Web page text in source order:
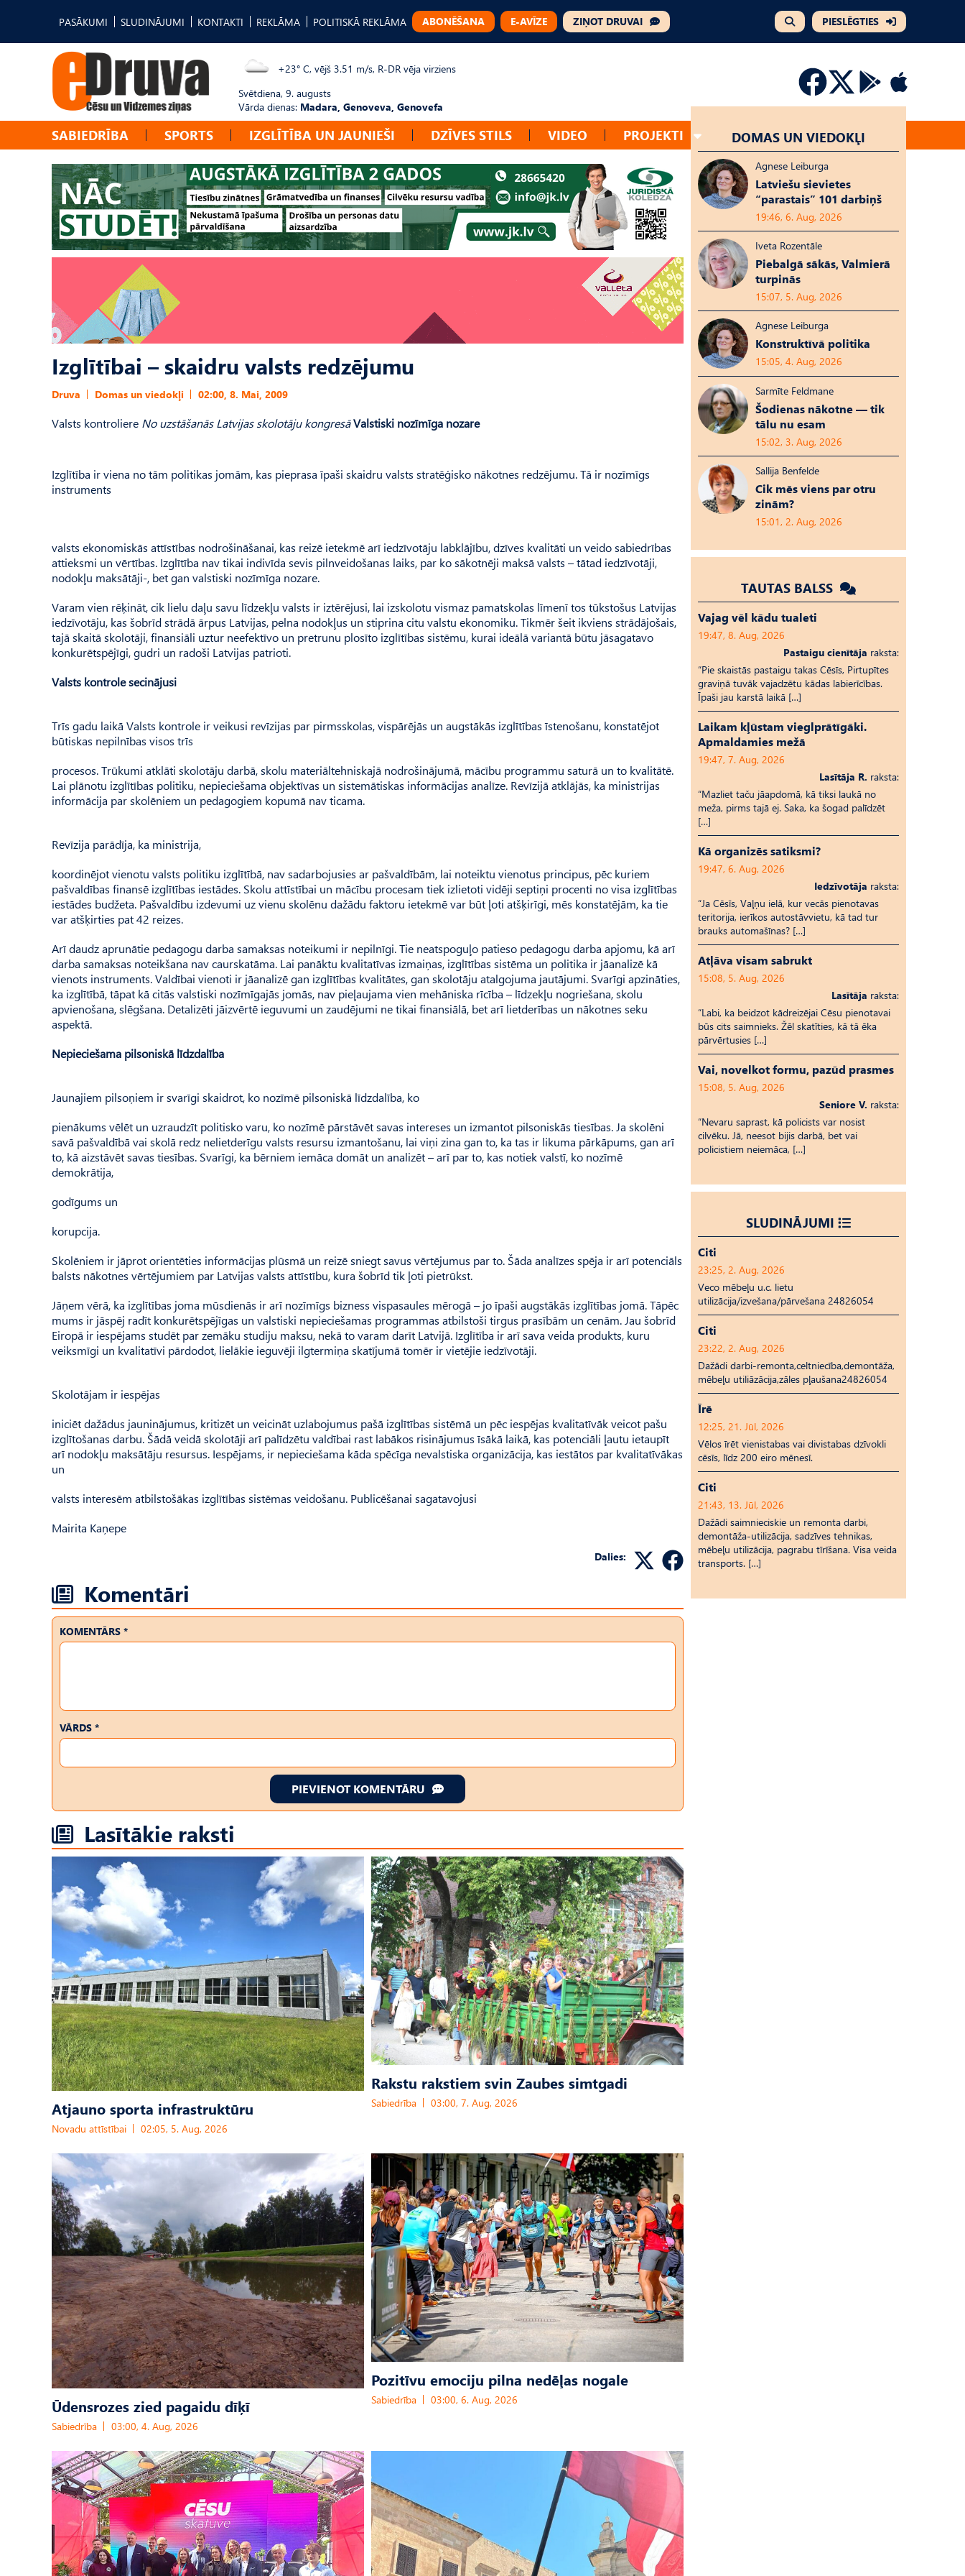
PASĀKUMI SLUDINĀJUMI KONTAKTI REKLĀMA POLITISKĀ REKLĀMA ABONĒŠANA E-AVĪZE ZIŅOT DRUVAI PIESLĒGTIES
+23° C, vējš 3.51 m/s, R-DR vēja virziens
Svētdiena, 9. augusts
Vārda dienas: Madara, Genoveva, Genovefa
SABIEDRĪBA SPORTS IZGLĪTĪBA UN JAUNIEŠI DZĪVES STILS VIDEO PROJEKTI
Izglītībai – skaidru valsts redzējumu
Druva Domas un viedokļi 02:00, 8. Mai, 2009
Valsts kontroliere No uzstāšanās Latvijas skolotāju kongresāValstiski nozīmīga nozare
Izglītība ir viena no tām politikas jomām, kas pieprasa īpaši skaidru valsts stratēģisko nākotnes redzējumu. Tā ir nozīmīgs
instruments
valsts ekonomiskās attīstības nodrošināšanai, kas reizē ietekmē arī iedzīvotāju labklājību, dzīves kvalitāti un veido sabiedrības
attieksmi un vērtības. Izglītība nav tikai indivīda sevis pilnveidošanas laiks, par ko sākotnēji maksā valsts – tātad iedzīvotāji,
nodokļu maksātāji-, bet gan valstiski nozīmīga nozare.
Varam vien rēķināt, cik lielu daļu savu līdzekļu valsts ir iztērējusi, lai izskolotu vismaz pamatskolas līmenī tos tūkstošus Latvijas
iedzīvotāju, kas šobrīd strādā ārpus Latvijas, pelna nodokļus un stiprina citu valstu ekonomiku. Tikmēr šeit ikviens strādājošais,
tajā skaitā skolotāji, finansiāli uztur neefektīvo un pretrunu plosīto izglītības sistēmu, kurai ideālā variantā būtu jāsagatavo
konkurētspējīgi, gudri un radoši Latvijas patrioti.
Valsts kontrole secinājusi
Trīs gadu laikā Valsts kontrole ir veikusi revīzijas par pirmsskolas, vispārējās un augstākās izglītības īstenošanu, konstatējot
būtiskas nepilnības visos trīs
procesos. Trūkumi atklāti skolotāju darbā, skolu materiāltehniskajā nodrošinājumā, mācību programmu saturā un to kvalitātē.
Lai plānotu izglītības politiku, nepieciešama objektīvas un sistemātiskas informācijas analīze. Revīzijā atklājās, ka ministrijas
informācija par skolēniem un pedagogiem kopumā nav ticama.
Revīzija parādīja, ka ministrija,
koordinējot vienotu valsts politiku izglītībā, nav sadarbojusies ar pašvaldībām, lai noteiktu vienotus principus, pēc kuriem
pašvaldības finansē izglītības iestādes. Skolu attīstībai un mācību procesam tiek izlietoti vidēji septiņi procenti no visa izglītības
iestādes budžeta. Pašvaldību izdevumi uz vienu skolēnu dažādu faktoru ietekmē var būt ļoti atšķirīgi, mēs konstatējām, ka tie
var atšķirties pat 42 reizes.
Arī daudz aprunātie pedagogu darba samaksas noteikumi ir nepilnīgi. Tie neatspoguļo patieso pedagogu darba apjomu, kā arī
darba samaksas noteikšana nav caurskatāma. Lai panāktu kvalitatīvas izmaiņas, izglītības sistēma un politika ir jāanalizē kā
vienots instruments. Valdībai vienoti ir jāanalizē gan izglītības kvalitātes, gan skolotāju atalgojuma jautājumi. Svarīgi apzināties,
ka izglītībā, tāpat kā citās valstiski nozīmīgajās jomās, nav pieļaujama vien mehāniska rīcība – līdzekļu nogriešana, skolu
apvienošana, slēgšana. Detalizēti jāizvērtē ieguvumi un zaudējumi ne tikai finansiālā, bet arī lietderības un nākotnes seku
aspektā.
Nepieciešama pilsoniskā līdzdalība
Jaunajiem pilsoņiem ir svarīgi skaidrot, ko nozīmē pilsoniskā līdzdalība, ko
pienākums vēlēt un uzraudzīt politisko varu, ko nozīmē pārstāvēt savas intereses un izmantot pilsoniskās tiesības. Ja skolēni
savā pašvaldībā vai skolā redz nelietderīgu valsts resursu izmantošanu, lai viņi zina gan to, ka tas ir likuma pārkāpums, gan arī
to, kā aizstāvēt savas tiesības. Svarīgi, ka bērniem iemāca domāt un analizēt – arī par to, kas notiek valstī, ko nozīmē
demokrātija,
godīgums un
korupcija.
Skolēniem ir jāprot orientēties informācijas plūsmā un reizē sniegt savus vērtējumus par to. Šāda analīzes spēja ir arī potenciāls
balsts nākotnes vērtējumiem par Latvijas valsts attīstību, kura šobrīd tik ļoti pietrūkst.
Jāņem vērā, ka izglītības joma mūsdienās ir arī nozīmīgs bizness vispasaules mērogā – jo īpaši augstākās izglītības jomā. Tāpēc
mums ir jāspēj radīt konkurētspējīgas un valstiski nepieciešamas programmas atbilstoši tirgus prasībām un cenām. Jau šobrīd
Eiropā ir iespējams studēt par zemāku studiju maksu, nekā to varam darīt Latvijā. Izglītība ir arī sava veida produkts, kuru
veiksmīgi un kvalitatīvi pārdodot, lielākie ieguvēji ilgtermiņa skatījumā tomēr ir vietējie iedzīvotāji.
Skolotājam ir iespējas
iniciēt dažādus jauninājumus, kritizēt un veicināt uzlabojumus pašā izglītības sistēmā un pēc iespējas kvalitatīvāk veicot pašu
izglītošanas darbu. Šādā veidā skolotāji arī palīdzētu valdībai rast labākos risinājumus īsākā laikā, kas potenciāli ļautu ietaupīt
arī nodokļu maksātāju resursus. Iespējams, ir nepieciešama kāda spēcīga nevalstiska organizācija, kas iestātos par kvalitatīvākas
un
valsts interesēm atbilstošākas izglītības sistēmas veidošanu. Publicēšanai sagatavojusi
Mairita Kaņepe
Dalies:
Komentāri
KOMENTĀRS *
VĀRDS *
PIEVIENOT KOMENTĀRU
Lasītākie raksti
Atjauno sporta infrastruktūru
Novadu attīstībai 02:05, 5. Aug, 2026
Rakstu rakstiem svin Zaubes simtgadi
Sabiedrība 03:00, 7. Aug, 2026
Ūdensrozes zied pagaidu dīķī
Sabiedrība 03:00, 4. Aug, 2026
Pozitīvu emociju pilna nedēļas nogale
Sabiedrība 03:00, 6. Aug, 2026
DOMAS UN VIEDOKĻI
Agnese Leiburga
Latviešu sievietes
“parastais” 101 darbiņš
19:46, 6. Aug, 2026
Iveta Rozentāle
Piebalgā sākās, Valmierā
turpinās
15:07, 5. Aug, 2026
Agnese Leiburga
Konstruktīvā politika
15:05, 4. Aug, 2026
Sarmīte Feldmane
Šodienas nākotne — tik
tālu nu esam
15:02, 3. Aug, 2026
Sallija Benfelde
Cik mēs viens par otru
zinām?
15:01, 2. Aug, 2026
TAUTAS BALSS
Vajag vēl kādu tualeti
19:47, 8. Aug, 2026
Pastaigu cienītāja raksta:
“Pie skaistās pastaigu takas Cēsīs, Pirtupītes
graviņā tuvāk vajadzētu kādas labierīcības.
Īpaši jau karstā laikā […]
Laikam kļūstam vieglprātīgāki.
Apmaldamies mežā
19:47, 7. Aug, 2026
Lasītāja R. raksta:
“Mazliet taču jāapdomā, kā tiksi laukā no
meža, pirms tajā ej. Saka, ka šogad palīdzēt
[…]
Kā organizēs satiksmi?
19:47, 6. Aug, 2026
Iedzīvotāja raksta:
“Ja Cēsīs, Vaļņu ielā, kur vecās pienotavas
teritorija, ierīkos autostāvvietu, kā tad tur
brauks automašīnas? […]
Atļāva visam sabrukt
15:08, 5. Aug, 2026
Lasītāja raksta:
“Labi, ka beidzot kādreizējai Cēsu pienotavai
būs cits saimnieks. Žēl skatīties, kā tā ēka
pārvērtusies […]
Vai, novelkot formu, pazūd prasmes
15:08, 5. Aug, 2026
Seniore V. raksta:
“Nevaru saprast, kā policists var nosist
cilvēku. Jā, neesot bijis darbā, bet vai
policistiem neiemāca, […]
SLUDINĀJUMI
Citi
23:25, 2. Aug, 2026
Veco mēbeļu u.c. lietu
utilizācija/izvešana/pārvešana 24826054
Citi
23:22, 2. Aug, 2026
Dažādi darbi-remonta,celtniecība,demontāža,
mēbeļu utiliāzācija,zāles pļaušana24826054
Īrē
12:25, 21. Jūl, 2026
Vēlos īrēt vienistabas vai divistabas dzīvokli
cēsīs, līdz 200 eiro mēnesī.
Citi
21:43, 13. Jūl, 2026
Dažādi saimnieciskie un remonta darbi,
demontāža-utilizācija, sadzīves tehnikas,
mēbeļu utilizācija, pagrabu tīrīšana. Visa veida
transports. […]